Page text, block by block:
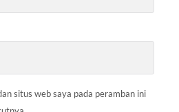
situs web saya pada peramban ini